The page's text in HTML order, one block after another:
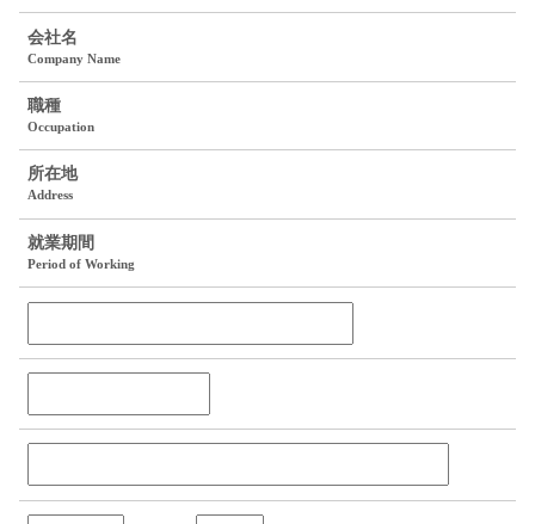
会社名
Company Name
職種
Occupation
所在地
Address
就業期間
Period of Working